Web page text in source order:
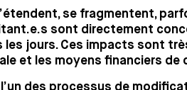
se fragmentent,
sont directement
les jours. Ces impacts sont
et les moyens financiers de
des processus de